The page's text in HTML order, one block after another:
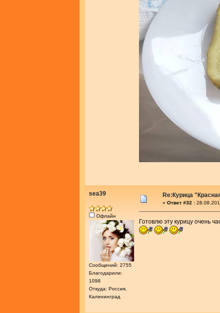
sea39
Офлайн
Сообщений: 2755
Благодарили:
1098
Откуда: Россия,
Калининград
Re:Курица
« Ответ #32 :
Готовлю эту курицу очень